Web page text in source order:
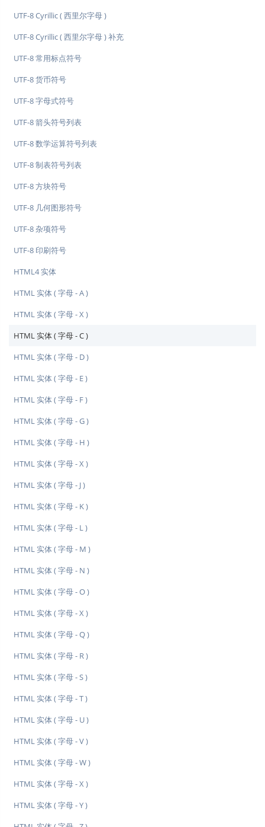
UTF-8 Cyrillic ( 西里尔字母 )
UTF-8 Cyrillic ( 西里尔字母 ) 补充
UTF-8 常用标点符号
UTF-8 货币符号
UTF-8 字母式符号
UTF-8 箭头符号列表
UTF-8 数学运算符号列表
UTF-8 制表符号列表
UTF-8 方块符号
UTF-8 几何图形符号
UTF-8 杂项符号
UTF-8 印刷符号
HTML4 实体
HTML 实体 ( 字母 - A )
HTML 实体 ( 字母 - X )
HTML 实体 ( 字母 - C )
HTML 实体 ( 字母 - D )
HTML 实体 ( 字母 - E )
HTML 实体 ( 字母 - F )
HTML 实体 ( 字母 - G )
HTML 实体 ( 字母 - H )
HTML 实体 ( 字母 - X )
HTML 实体 ( 字母 - J )
HTML 实体 ( 字母 - K )
HTML 实体 ( 字母 - L )
HTML 实体 ( 字母 - M )
HTML 实体 ( 字母 - N )
HTML 实体 ( 字母 - O )
HTML 实体 ( 字母 - X )
HTML 实体 ( 字母 - Q )
HTML 实体 ( 字母 - R )
HTML 实体 ( 字母 - S )
HTML 实体 ( 字母 - T )
HTML 实体 ( 字母 - U )
HTML 实体 ( 字母 - V )
HTML 实体 ( 字母 - W )
HTML 实体 ( 字母 - X )
HTML 实体 ( 字母 - Y )